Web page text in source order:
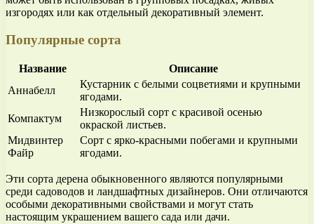
изгородях или как отдельный декоративный элемент.
Популярные сорта
Название
Описание
Аннабелл
Кустарник с белыми соцветиями и крупными
ягодами.
Компактум
Низкорослый сорт с красивой осенью
окраской листьев.
Мидвинтер
Файр
Сорт с ярко-красными побегами и крупными
ягодами.
Эти сорта дерена обыкновенного являются популярными
среди садоводов и ландшафтных дизайнеров. Они отличаются
особыми декоративными свойствами и могут стать
настоящим украшением вашего сада или дачи.